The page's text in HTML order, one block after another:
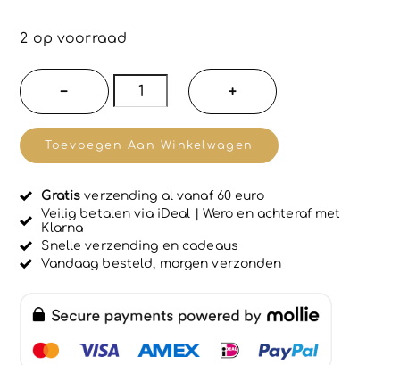
w
r
d
e
r
d
0
i
t
5
2 op voorraad
−
Natuurlijke
NATURE
-
-
en
kalmeer
en
+
Toevoegen Aan Winkelwagen
Gratis verzending al vanaf 60 euro
Veilig betalen via iDeal | Wero en achteraf met
Klarna
Snelle verzending en cadeaus
Vandaag besteld, morgen verzonden